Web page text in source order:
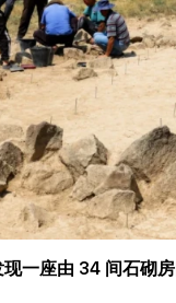
一座由 34 间石砌